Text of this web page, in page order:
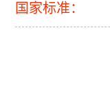
国家标准：